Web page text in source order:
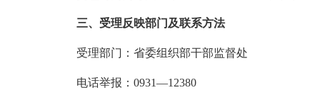
三、受理反映部门及联系方法
受理部门：省委组织部干部监督处
电话举报：0931—12380